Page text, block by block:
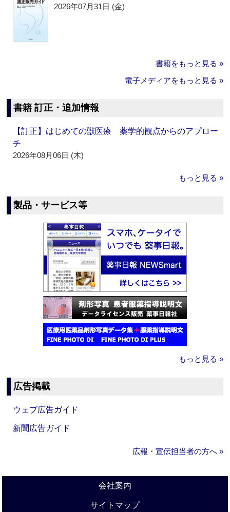
2026年07月31日 (金)
書籍をもっと見る »
電子メディアをもっと見る »
書籍 訂正・追加情報
【訂正】はじめての獣医療 薬学的観点からのアプロー
チ
2026年08月06日 (木)
もっと見る »
製品・サービス等
もっと見る »
広告掲載
ウェブ広告ガイド
新聞広告ガイド
広報・宣伝担当者の方へ »
会社案内
サイトマップ